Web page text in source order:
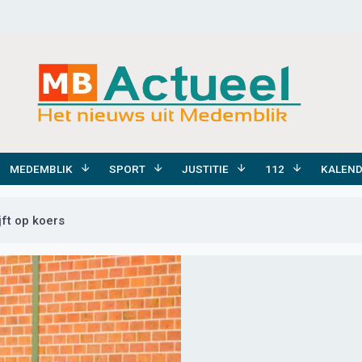
MEDEMBLIK SPORT JUSTITIE 112
op koers